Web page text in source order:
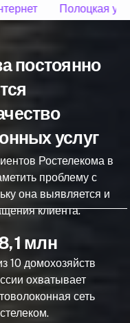
Полоцкая
постоянно
услуг
Ростелекома в
проблему с
она выявляется и
клиента.
млн
10 домохозяйств
охватывает
сеть